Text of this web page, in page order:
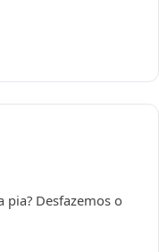
Desfazemos o